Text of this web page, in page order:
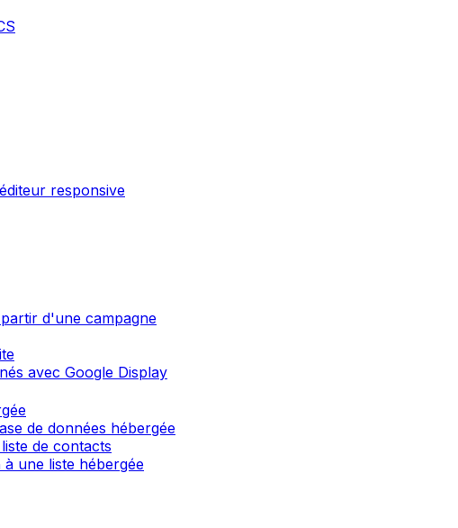
responsive
d'une campagne
avec Google Display
de données hébergée
de contacts
une liste hébergée